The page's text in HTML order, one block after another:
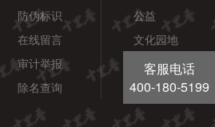
防伪标识
在线留言
审计举报
除名查询
公益
文化园地
酒健康
客服电话
400-180-5199